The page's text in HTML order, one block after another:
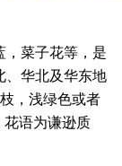
，菜子花等，是
、华北及华东地
，浅绿色或者
花语为谦逊质